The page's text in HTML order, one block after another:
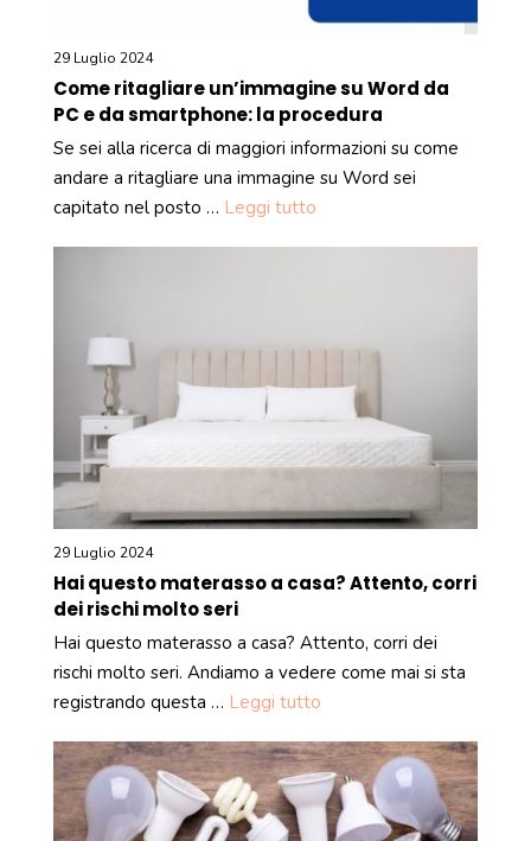
29 Luglio 2024
Come ritagliare un’immagine su Word da
PC e da smartphone: la procedura
Se sei alla ricerca di maggiori informazioni su come
andare a ritagliare una immagine su Word sei
capitato nel posto … Leggi tutto
29 Luglio 2024
Hai questo materasso a casa? Attento, corri
dei rischi molto seri
Hai questo materasso a casa? Attento, corri dei
rischi molto seri. Andiamo a vedere come mai si sta
registrando questa … Leggi tutto